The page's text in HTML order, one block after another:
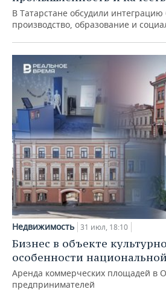
В Татарстане обсудили интеграцию
производство, образование и
Недвижимость 31 июл, 18:10
Бизнес в объекте
особенности
Аренда коммерческих площадей в
предпринимателей